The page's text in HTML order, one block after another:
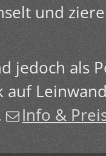
und
jedoch als
Info &